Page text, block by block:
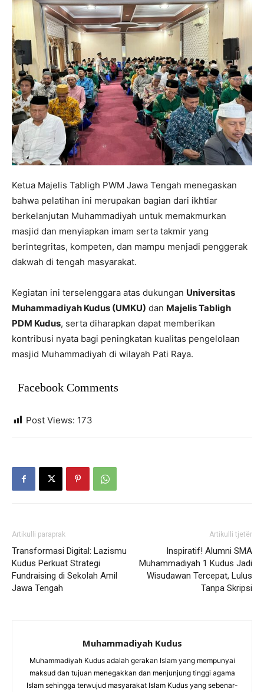
Ketua Majelis Tabligh PWM Jawa Tengah menegaskan
bahwa pelatihan ini merupakan bagian dari ikhtiar
berkelanjutan Muhammadiyah untuk memakmurkan
masjid dan menyiapkan imam serta takmir yang
berintegritas, kompeten, dan mampu menjadi penggerak
dakwah di tengah masyarakat.
Kegiatan ini terselenggara atas dukungan Universitas
Muhammadiyah Kudus (UMKU) dan Majelis Tabligh
PDM Kudus, serta diharapkan dapat memberikan
kontribusi nyata bagi peningkatan kualitas pengelolaan
masjid Muhammadiyah di wilayah Pati Raya.
Facebook Comments
Post Views: 173
Artikulli paraprak
Transformasi Digital: Lazismu
Kudus Perkuat Strategi
Fundraising di Sekolah Amil
Jawa Tengah
Artikulli tjetër
Inspiratif! Alumni SMA
Muhammadiyah 1 Kudus Jadi
Wisudawan Tercepat, Lulus
Tanpa Skripsi
Muhammadiyah Kudus
Muhammadiyah Kudus adalah gerakan Islam yang mempunyai
maksud dan tujuan menegakkan dan menjunjung tinggi agama
Islam sehingga terwujud masyarakat Islam Kudus yang sebenar-